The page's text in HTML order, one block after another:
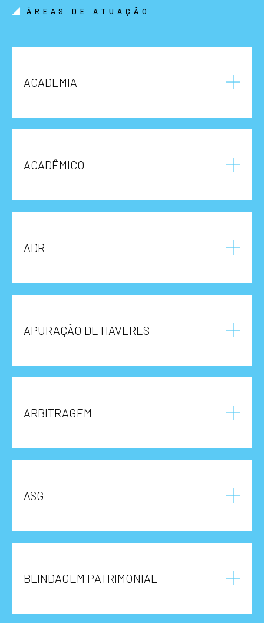
ÁREAS DE ATUAÇÃO
ACADEMIA
ACADÊMICO
ADR
APURAÇÃO DE HAVERES
ARBITRAGEM
ASG
BLINDAGEM PATRIMONIAL